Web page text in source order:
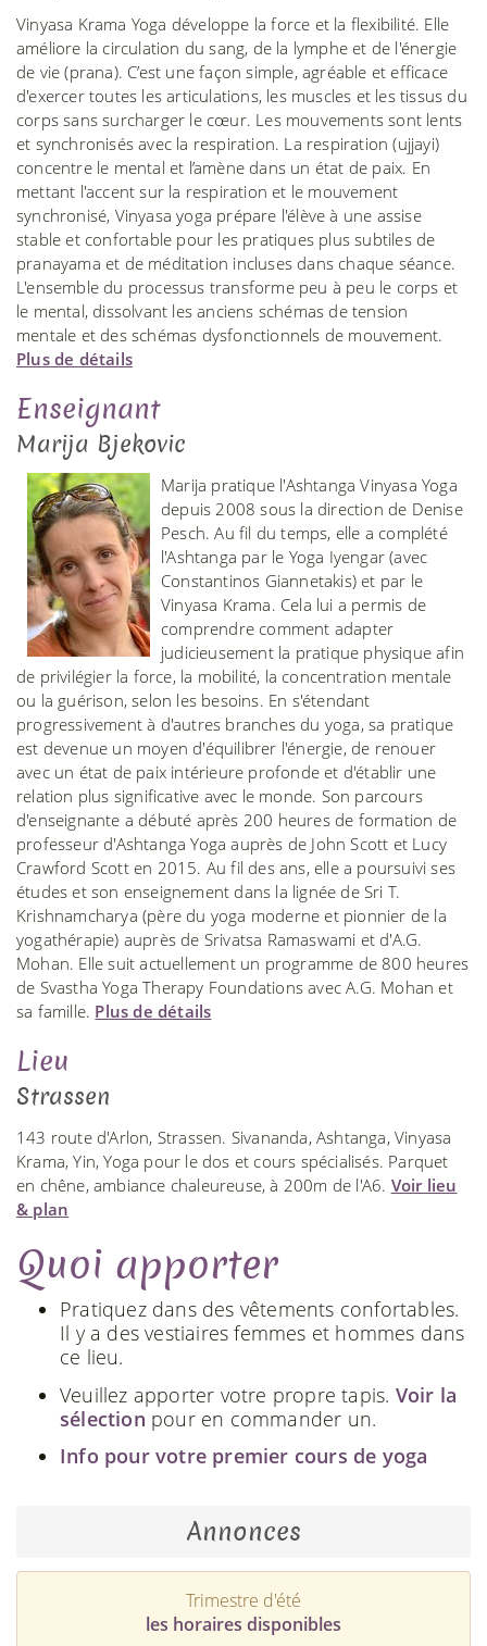
Vinyasa Krama Yoga développe la force et la flexibilité. Elle
améliore la circulation du sang, de la lymphe et de l'énergie
de vie (prana). C’est une façon simple, agréable et efficace
d'exercer toutes les articulations, les muscles et les tissus du
corps sans surcharger le cœur. Les mouvements sont lents
et synchronisés avec la respiration. La respiration (ujjayi)
concentre le mental et l’amène dans un état de paix. En
mettant l'accent sur la respiration et le mouvement
synchronisé, Vinyasa yoga prépare l'élève à une assise
stable et confortable pour les pratiques plus subtiles de
pranayama et de méditation incluses dans chaque séance.
L'ensemble du processus transforme peu à peu le corps et
le mental, dissolvant les anciens schémas de tension
mentale et des schémas dysfonctionnels de mouvement.
Plus de détails
Enseignant
Marija Bjekovic
Marija pratique l'Ashtanga Vinyasa Yoga
depuis 2008 sous la direction de Denise
Pesch. Au fil du temps, elle a complété
l'Ashtanga par le Yoga Iyengar (avec
Constantinos Giannetakis) et par le
Vinyasa Krama. Cela lui a permis de
comprendre comment adapter
judicieusement la pratique physique afin
de privilégier la force, la mobilité, la concentration mentale
ou la guérison, selon les besoins. En s'étendant
progressivement à d'autres branches du yoga, sa pratique
est devenue un moyen d'équilibrer l'énergie, de renouer
avec un état de paix intérieure profonde et d'établir une
relation plus significative avec le monde. Son parcours
d'enseignante a débuté après 200 heures de formation de
professeur d'Ashtanga Yoga auprès de John Scott et Lucy
Crawford Scott en 2015. Au fil des ans, elle a poursuivi ses
études et son enseignement dans la lignée de Sri T.
Krishnamcharya (père du yoga moderne et pionnier de la
yogathérapie) auprès de Srivatsa Ramaswami et d'A.G.
Mohan. Elle suit actuellement un programme de 800 heures
de Svastha Yoga Therapy Foundations avec A.G. Mohan et
sa famille. Plus de détails
Lieu
Strassen
143 route d'Arlon, Strassen. Sivananda, Ashtanga, Vinyasa
Krama, Yin, Yoga pour le dos et cours spécialisés. Parquet
en chêne, ambiance chaleureuse, à 200m de l'A6. Voir lieu
& plan
Quoi apporter
Pratiquez dans des vêtements confortables.
Il y a des vestiaires femmes et hommes dans
ce lieu.
Veuillez apporter votre propre tapis. Voir la
sélection pour en commander un.
Info pour votre premier cours de yoga
Annonces
Trimestre d'été
les horaires disponibles